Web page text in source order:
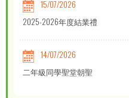
15/07/2026
2025-2026年度結業禮
14/07/2026
二年級同學聖堂朝聖